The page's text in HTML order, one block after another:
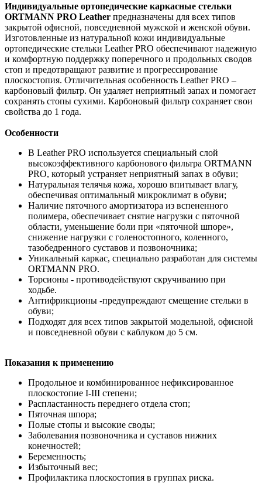
Индивидуальные ортопедические каркасные стельки
ORTMANN PRO Leather предназначены для всех типов
закрытой офисной, повседневной мужской и женской обуви.
Изготовленные из натуральной кожи индивидуальные
ортопедические стельки Leather PRO обеспечивают надежную
и комфортную поддержку поперечного и продольных сводов
стоп и предотвращают развитие и прогрессирование
плоскостопия. Отличительная особенность Leather PRO –
карбоновый фильтр. Он удаляет неприятный запах и помогает
сохранять стопы сухими. Карбоновый фильтр сохраняет свои
свойства до 1 года.
Особенности
В Leather PRO используется специальный слой
высокоэффективного карбонового фильтра ORTMANN
PRO, который устраняет неприятный запах в обуви;
Натуральная телячья кожа, хорошо впитывает влагу,
обеспечивая оптимальный микроклимат в обуви;
Наличие пяточного амортизатора из вспененного
полимера, обеспечивает снятие нагрузки с пяточной
области, уменьшение боли при «пяточной шпоре»,
снижение нагрузки с голеностопного, коленного,
тазобедренного суставов и позвоночника;
Уникальный каркас, специально разработан для системы
ORTMANN PRO.
Торсионы - противодействуют скручиванию при
ходьбе.
Антифрикционы -предупреждают смещение стельки в
обуви;
Подходят для всех типов закрытой модельной, офисной
и повседневной обуви с каблуком до 5 см.
Показания к применению
Продольное и комбинированное нефиксированное
плоскостопие I-III степени;
Распластанность переднего отдела стоп;
Пяточная шпора;
Полые стопы и высокие своды;
Заболевания позвоночника и суставов нижних
конечностей;
Беременность;
Избыточный вес;
Профилактика плоскостопия в группах риска.